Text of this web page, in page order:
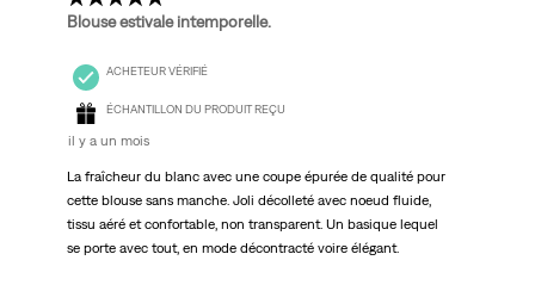
Blouse estivale intemporelle.
ACHETEUR VÉRIFIÉ
ÉCHANTILLON DU PRODUIT REÇU
il y a un mois
La fraîcheur du blanc avec une coupe épurée de qualité pour
cette blouse sans manche. Joli décolleté avec noeud fluide,
tissu aéré et confortable, non transparent. Un basique lequel
se porte avec tout, en mode décontracté voire élégant.